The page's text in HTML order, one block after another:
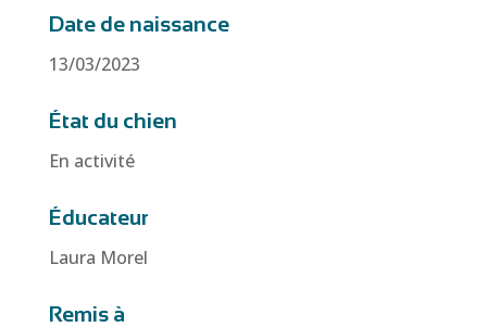
Date de naissance
13/03/2023
État du chien
En activité
Éducateur
Laura Morel
Remis à